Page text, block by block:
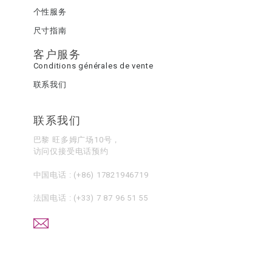
个性服务
尺寸指南
客户服务
Conditions générales de vente
联系我们
联系我们
巴黎 旺多姆广场10号，
访问仅接受电话预约
中国电话 : (+86) 17821946719
法国电话 : (+33) 7 87 96 51 55